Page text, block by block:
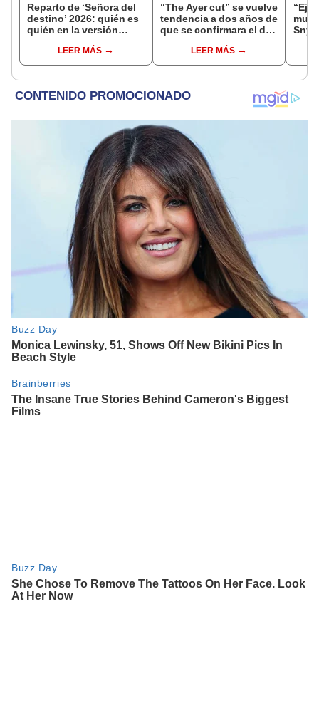
Reparto de ‘Señora del
destino’ 2026: quién es
quién en la versión
brasileñaLEER MÁS
“The Ayer cut” se vuelve
tendencia a dos años de
que se confirmara el de
LEER MÁS